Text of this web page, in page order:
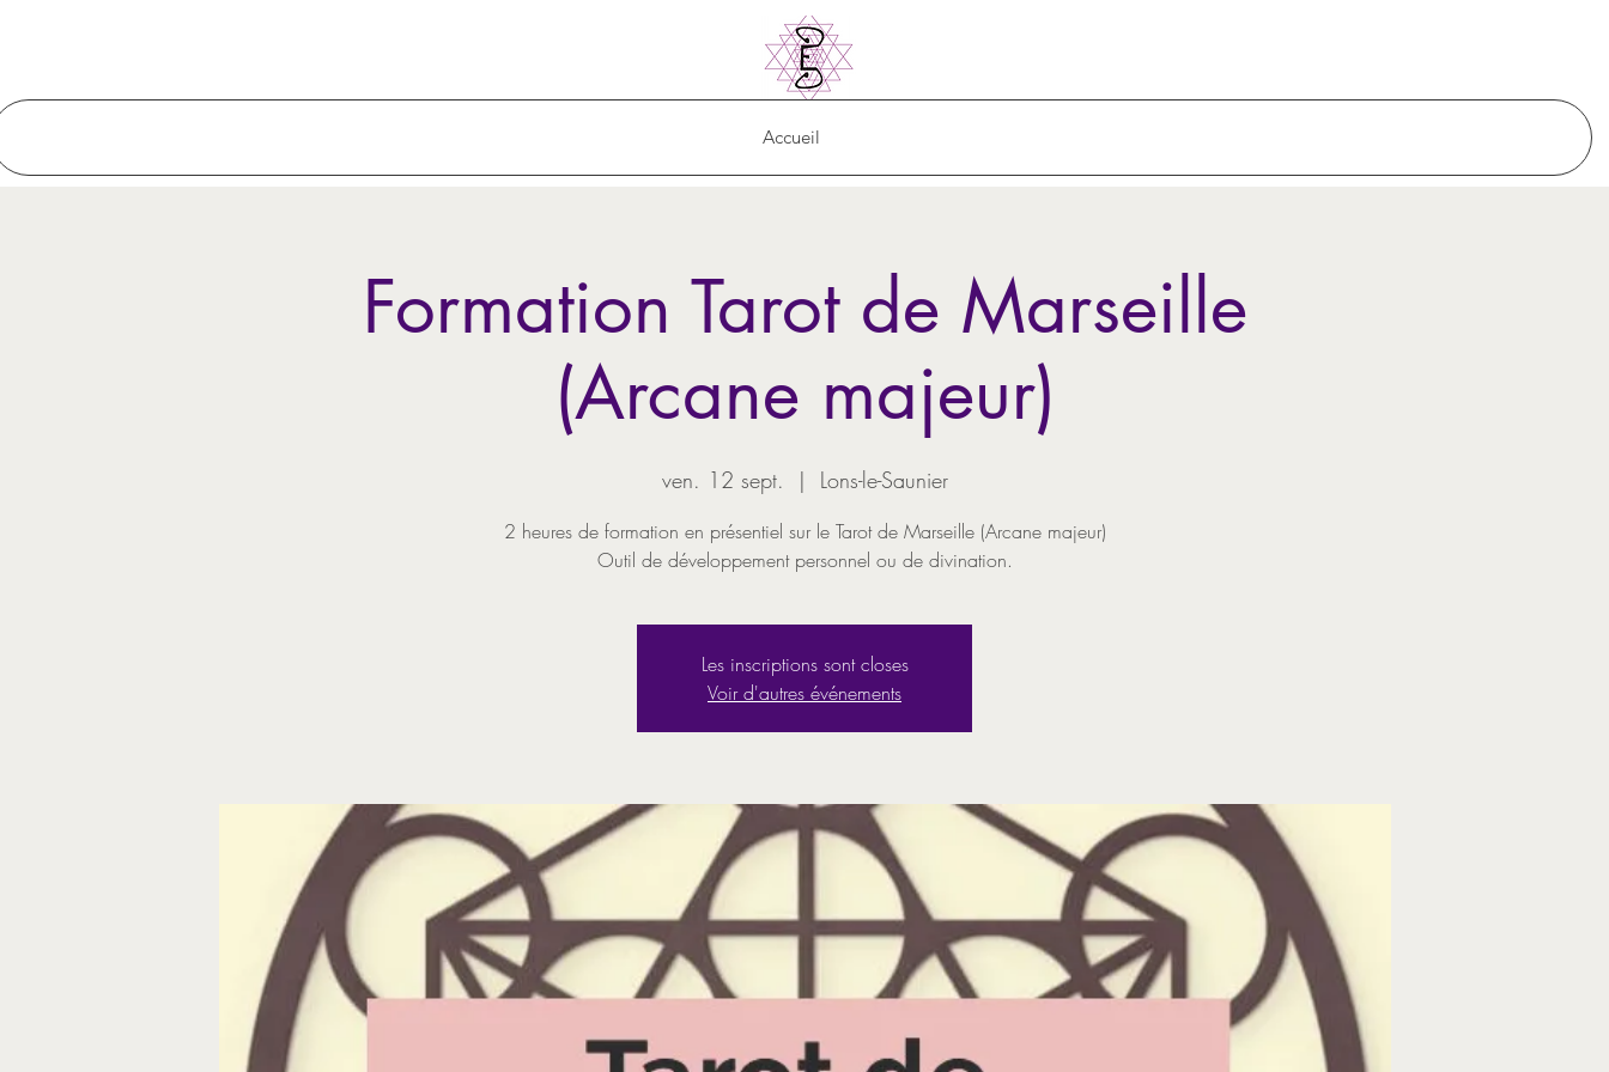
Accueil
Formation Tarot de Marseille
(Arcane majeur)
ven. 12 sept.
  |
Lons-le-Saunier
2 heures de formation en présentiel sur le Tarot de Marseille (Arcane majeur)
Outil de développement personnel ou de divination.
Les inscriptions sont closes
Voir d'autres événements